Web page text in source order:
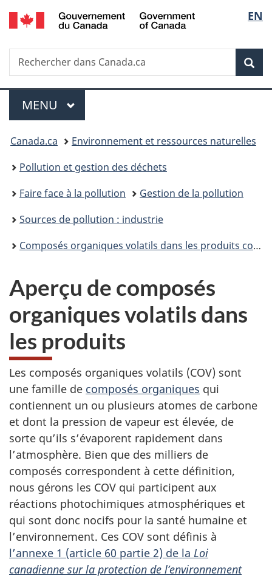
Passer
au
principal
Passer
à
Au
du
Passer
à
version
simplifiée
de
la
EN
Recherche
Rechercher
dans
Menu
MENU PRINCIPAL
Vous
êtes
ici :
Canada.ca
Environnement et ressources naturelles
Pollution et gestion des déchets
Faire face à la pollution
Gestion de la pollution
Sources de pollution : industrie
Composés organiques volatils dans les produits commerciaux et les produits de consommation
Aperçu de composés
organiques volatils dans
les produits
Les composés organiques volatils (COV) sont
une famille de composés organiques qui
contiennent un ou plusieurs atomes de carbone
et dont la pression de vapeur est élevée, de
sorte qu’ils s’évaporent rapidement dans
l’atmosphère. Bien que des milliers de
composés correspondent à cette définition,
nous gérons les COV qui participent aux
réactions photochimiques atmosphériques et
qui sont donc nocifs pour la santé humaine et
l’environnement. Ces COV sont définis à
l’annexe 1 (article 60 partie 2) de la Loi
canadienne sur la protection de l’environnement